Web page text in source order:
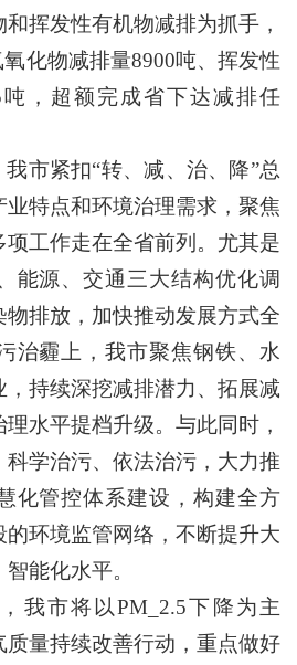
挥发性有机物减排为抓手，
化物减排量8900吨、挥发性
，超额完成省下达减排任
我市紧扣“转、减、治、降”总
特点和环境治理需求，聚焦
工作走在全省前列。尤其是
能源、交通三大结构优化调
排放，加快推动发展方式全
治霾上，我市聚焦钢铁、水
持续深挖减排潜力、拓展减
水平提档升级。与此同时，
学治污、依法治污，大力推
化管控体系建设，构建全方
环境监管网络，不断提升大
能化水平。
我市将以PM_2.5下降为主
量持续改善行动，重点做好